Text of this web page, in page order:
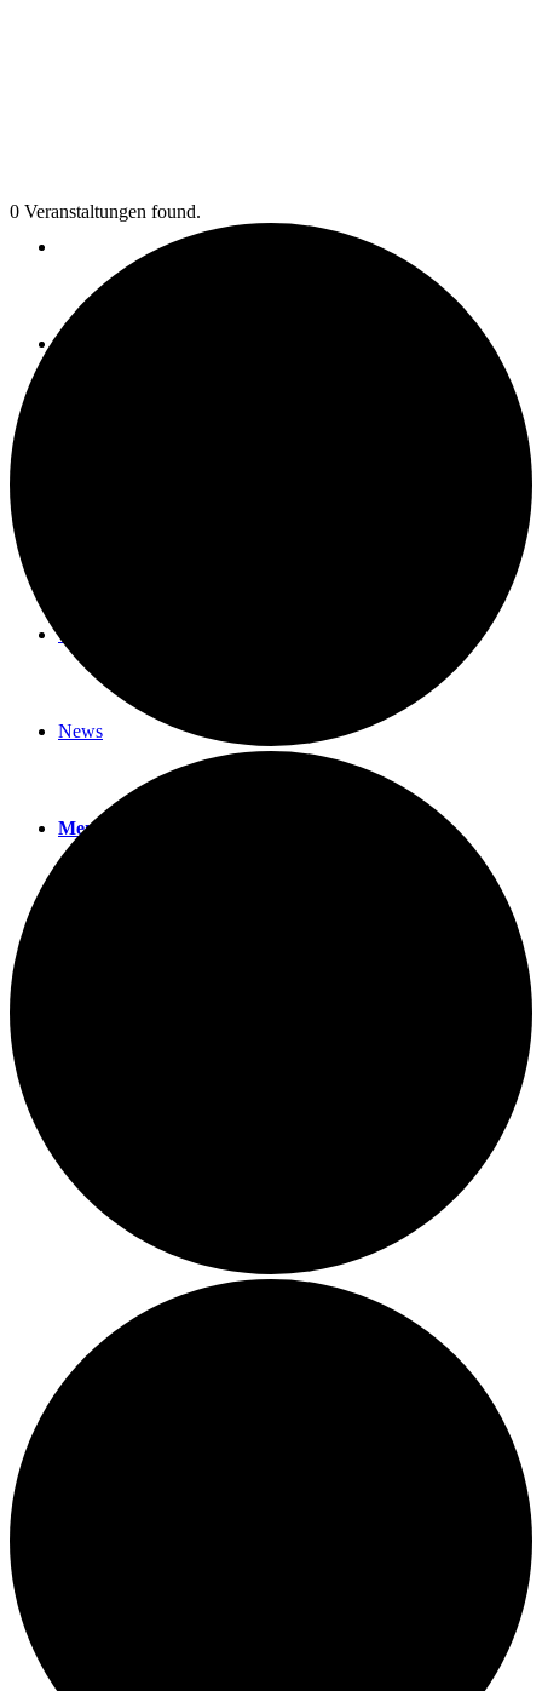
Veranstaltungen
News
Menü
0 Veranstaltungen found.